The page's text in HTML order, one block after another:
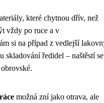
které chytnou dřív, než
vždy po ruce a v
si na případ z vedlejší
skladování ředidel – naštěstí se
možná zní jako otrava, ale